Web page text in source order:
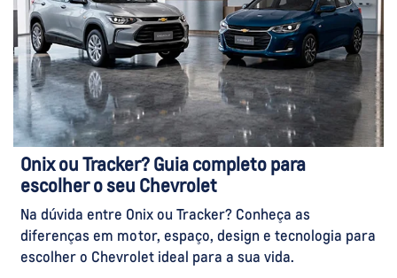
Onix ou Tracker? Guia completo para
escolher o seu Chevrolet
Na dúvida entre Onix ou Tracker? Conheça as
diferenças em motor, espaço, design e tecnologia para
escolher o Chevrolet ideal para a sua vida.